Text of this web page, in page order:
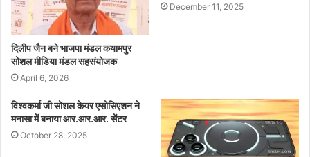
दिलीप जैन बने भाजपा मंडल कयामपुर
सोशल मीडिया मंडल सहसंयोजक
April 6, 2026
December 11, 2025
विश्वकर्मा जी सोशल केयर एसोसिएशन ने
मनासा में बनाया आर.आर.आर. सेंटर
October 28, 2025